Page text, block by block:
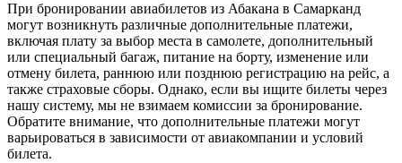
При бронировании авиабилетов из Абакана в Самарканд
могут возникнуть различные дополнительные платежи,
включая плату за выбор места в самолете, дополнительный
или специальный багаж, питание на борту, изменение или
отмену билета, раннюю или позднюю регистрацию на рейс, а
также страховые сборы. Однако, если вы ищите билеты через
нашу систему, мы не взимаем комиссии за бронирование.
Обратите внимание, что дополнительные платежи могут
варьироваться в зависимости от авиакомпании и условий
билета.